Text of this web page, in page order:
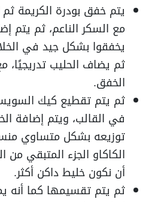
يتم خفق بودرة الكريمة ثم
مع السكر الناعم، ثم يتم
يخفقوا بشكل جيد في
ثم يضاف الحليب تدريجيًا،
الخفق.
ثم يتم تقطيع كيك
في القالب، ويتم إضافة
توزيعه بشكل متساوي
الكاكاو الجزء المتبقي
أن نكون خليط داكن أكثر.
ثم يتم تقسيمها كما أنه